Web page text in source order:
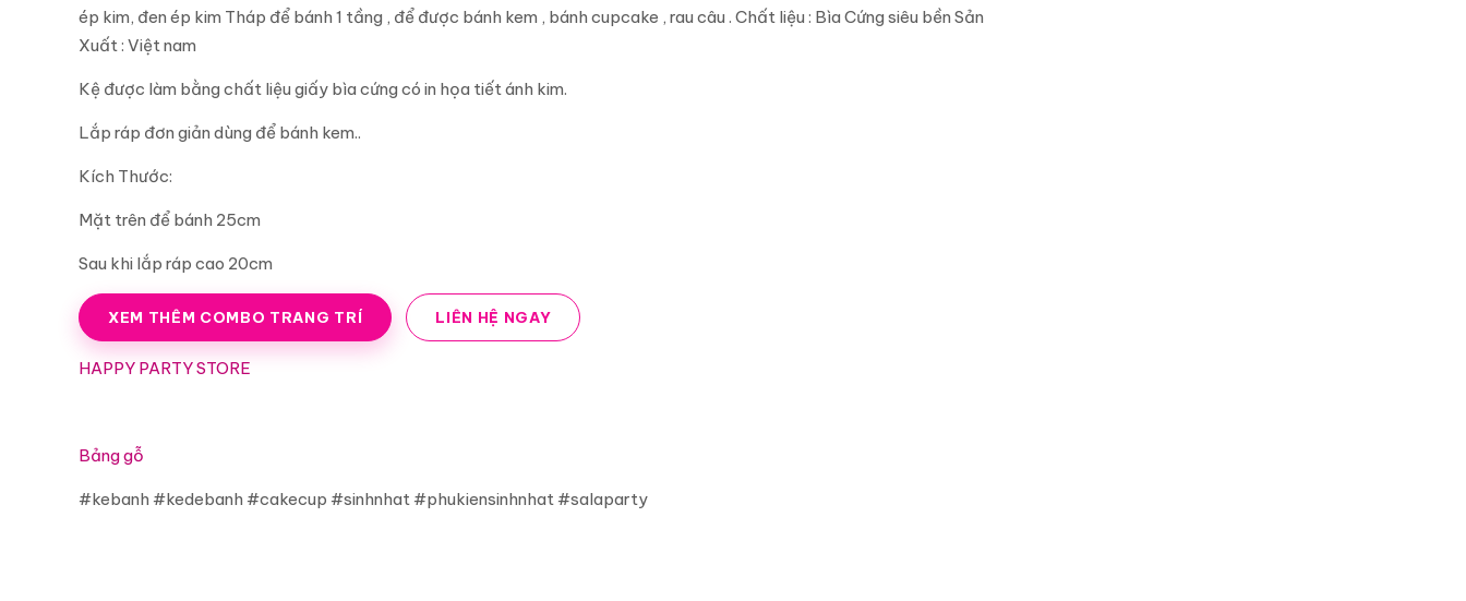
ép kim, đen ép kim Tháp để bánh 1 tầng , để được bánh kem , bánh cupcake , rau câu . Chất liệu : Bìa Cứng siêu bền Sản
Xuất : Việt nam
Kệ được làm bằng chất liệu giấy bìa cứng có in họa tiết ánh kim.
Lắp ráp đơn giản dùng để bánh kem..
Kích Thước:
Mặt trên để bánh 25cm
Sau khi lắp ráp cao 20cm
XEM THÊM COMBO TRANG TRÍ LIÊN HỆ NGAY
HAPPY PARTY STORE
Bảng gỗ
#kebanh #kedebanh #cakecup #sinhnhat #phukiensinhnhat #salaparty